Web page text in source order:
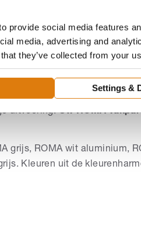
provide social media features
media, advertising and
they’ve collected from your
Settings &
het perfecte kleurenschema.
dan ontvang je
oppervlak- en
kleuren verkrijgbaar. Let
uitvoering.Uw ROMA
grijs, ROMA wit aluminium,
Kleuren uit de